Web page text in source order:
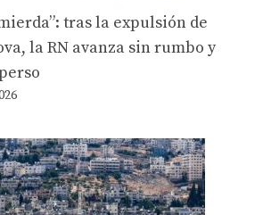
tras la expulsión de
la RN avanza sin rumbo y